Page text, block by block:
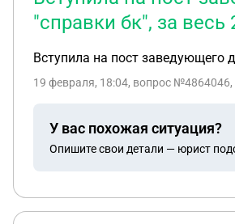
"справки бк", за
Вступила на пост заведующего
19 февраля, 18:04, вопрос
У вас похожая ситуация?
Опишите свои детали — юрист